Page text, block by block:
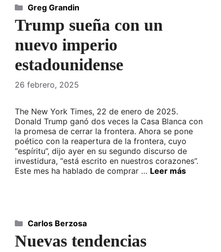
Trump sueña con un
nuevo imperio
estadounidense
26 febrero, 2025
The New York Times, 22 de enero de 2025.
Donald Trump ganó dos veces la Casa Blanca con
la promesa de cerrar la frontera. Ahora se pone
poético con la reapertura de la frontera, cuyo
“espíritu”, dijo ayer en su segundo discurso de
investidura, “está escrito en nuestros corazones”.
Este mes ha hablado de comprar … Leer más
Categorías
Greg Grandin
Nuevas tendencias
Categorías
Carlos Berzosa